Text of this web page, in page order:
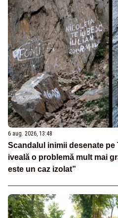
6 aug. 2026, 13:48
Scandalul inimii desenate
iveală o problemă mult mai
este un caz izolat”